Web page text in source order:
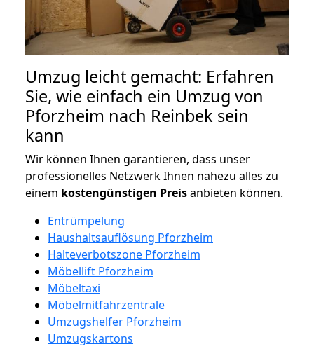
Umzug leicht gemacht: Erfahren
Sie, wie einfach ein Umzug von
Pforzheim nach Reinbek sein
kann
Wir können Ihnen garantieren, dass unser
professionelles Netzwerk Ihnen nahezu alles zu
einem kostengünstigen Preisanbieten können.
Entrümpelung
Haushaltsauflösung Pforzheim
Halteverbotszone Pforzheim
Möbellift Pforzheim
Möbeltaxi
Möbelmitfahrzentrale
Umzugshelfer Pforzheim
Umzugskartons